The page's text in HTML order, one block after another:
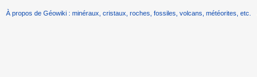
À propos de Géowiki : minéraux, cristaux, roches, fossiles, volcans, météorites, etc.